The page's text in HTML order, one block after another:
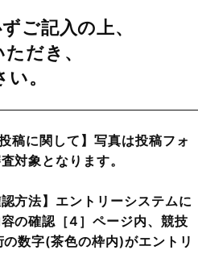
ご記入の上、
だき、
。
稿に関して】写真は投稿フォ
対象となります。
方法】エントリーシステムに
の確認［4］ページ内、競技
数字(茶色の枠内)がエントリ